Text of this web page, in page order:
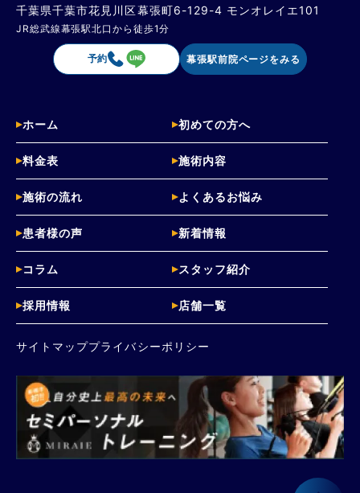
千葉県千葉市花見川区幕張町6-129-4 モンオレイエ101
JR総武線幕張駅北口から徒歩1分
予約 幕張駅前院ページをみる
ホーム 初めての方へ
料金表 施術内容
施術の流れ よくあるお悩み
患者様の声 新着情報
コラム スタッフ紹介
採用情報 店舗一覧
サイトマッププライバシーポリシー